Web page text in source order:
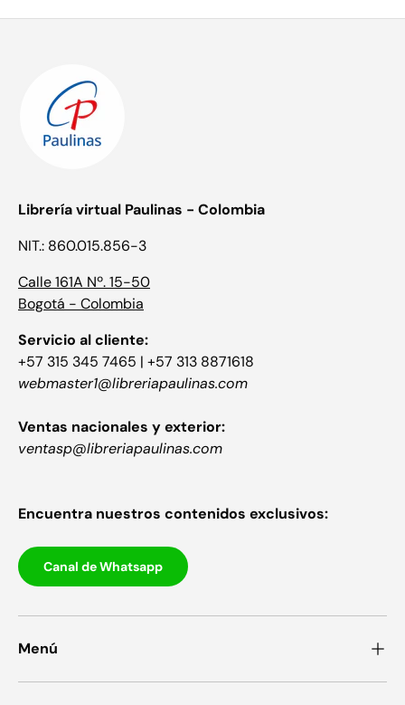
Librería virtual Paulinas - Colombia
NIT.: 860.015.856-3
Calle 161A Nº. 15-50
Bogotá - Colombia
Servicio al cliente:
+57 315 345 7465 | +57 313 8871618
webmaster1@libreriapaulinas.com
Ventas nacionales y exterior:
ventasp@libreriapaulinas.com
Encuentra nuestros contenidos exclusivos:
Canal de Whatsapp
Menú